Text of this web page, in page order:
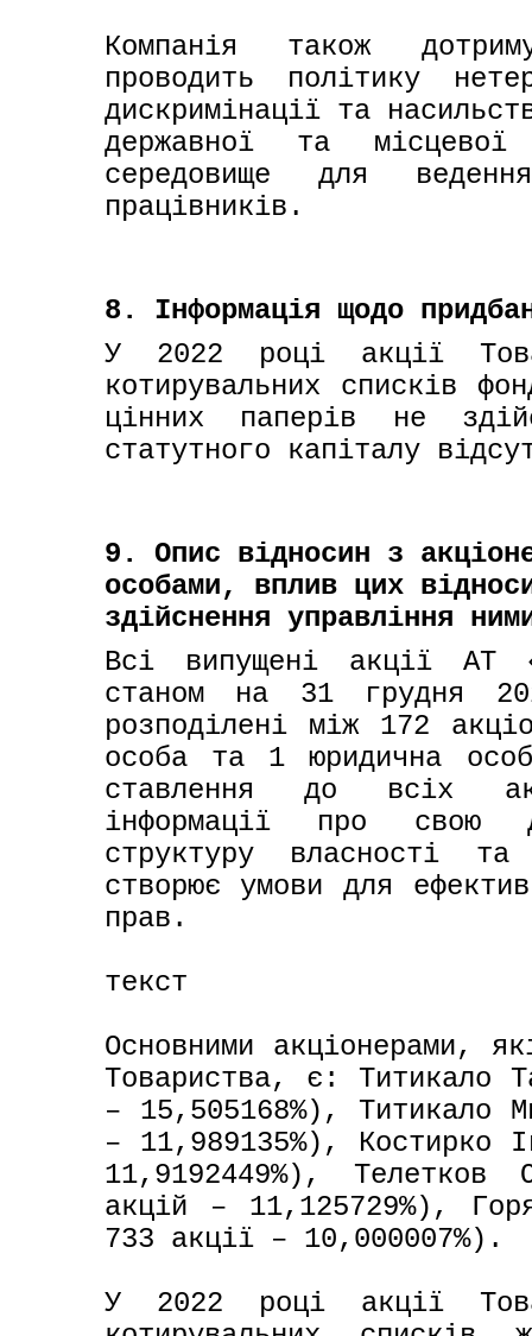
Компанія також
проводить політику
дискримінації та
державної та
середовище для
працівників.
8. Інформація щодо
У 2022 році акції
котирувальних списків
цінних паперів не
статутного капіталу
9. Опис відносин з
особами, вплив цих
здійснення управління
Всі випущені акції АТ
станом на 31 грудня
розподілені між 172
особа та 1 юридична
ставлення до всіх
інформації про свою
структуру власності
створює умови для
прав.
текст
Основними акціонерами,
Товариства, є: Титикало
– 15,505168%), Титикало
– 11,989135%), Костирко
11,9192449%), Телетков
акцій – 11,125729%),
733 акції – 10,000007%).
У 2022 році акції